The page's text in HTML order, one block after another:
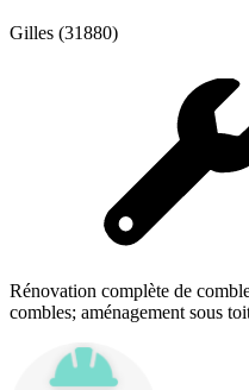
Gilles (31880)
Rénovation complète de
combles; aménagement sous